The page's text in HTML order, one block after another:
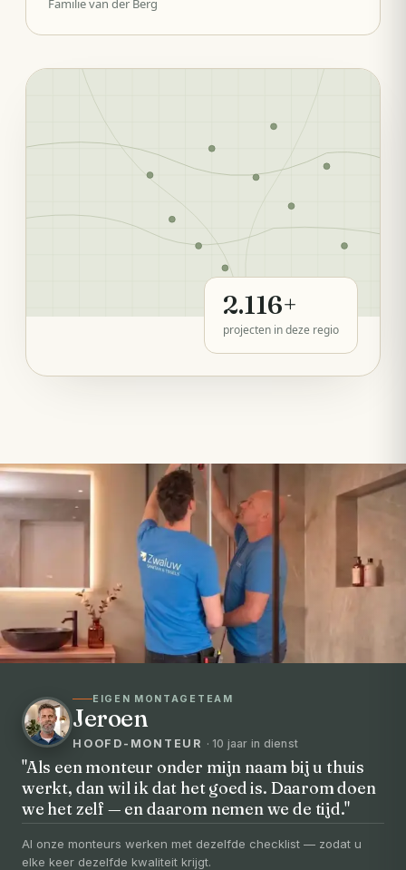
2.116+
projecten in deze regio
EIGEN MONTAGETEAM
Jeroen
HOOFD-MONTEUR · 10 jaar in dienst
"Als een monteur onder mijn naam bij u thuis
werkt, dan wil ik dat het goed is. Daarom doen
we het zelf — en daarom nemen we de tijd."
Al onze monteurs werken met dezelfde checklist — zodat u
elke keer dezelfde kwaliteit krijgt.
VOORHEEN → NA
Uw badkamer, volledig vernieuwd in
3-5 dagen